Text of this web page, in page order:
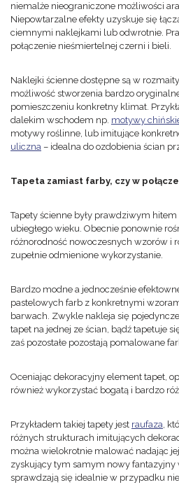
niemalże nieograniczone możliwości
Niepowtarzalne efekty uzyskuje się
ciemnymi naklejkami lub odwrotnie.
połączenie nieśmiertelnej czerni i bieli.
Naklejki ścienne dostępne są w
możliwość stworzenia bardzo
pomieszczeniu konkretny klimat.
dalekim wschodem np. motywy
motywy roślinne, lub imitujące
uliczna – idealna do ozdobienia ścian
Tapeta zamiast farby, czy w
Tapety ścienne były prawdziwym
ubiegłego wieku. Obecnie ponownie
różnorodność nowoczesnych wzorów i
zupełnie odmienione wykorzystanie.
Bardzo modne a jednocześnie
pastelowych farb z konkretnymi
barwach. Zwykle nakleja się
tapet na jednej ze ścian, bądź tapetuje
zaś pozostałe pozostają pomalowane
Oceniając dekoracyjny element tapet,
również wykorzystać bogatą i bardzo
Przykładem takiej tapety jest raufaza,
różnych strukturach imitujących
można wielokrotnie malować nadając
zyskujący tym samym nowy fantazyjny
sprawdzają się idealnie w przypadku